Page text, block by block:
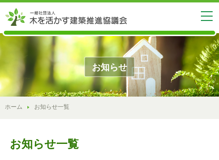
お知らせ
ホーム お知らせ一覧
お知らせ一覧